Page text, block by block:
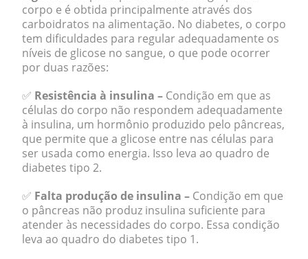
corpo e é obtida principalmente através dos
carboidratos na alimentação. No diabetes, o corpo
tem dificuldades para regular adequadamente os
níveis de glicose no sangue, o que pode ocorrer
por duas razões:
✅ Resistência à insulina – Condição em que as
células do corpo não respondem adequadamente
à insulina, um hormônio produzido pelo pâncreas,
que permite que a glicose entre nas células para
ser usada como energia. Isso leva ao quadro de
diabetes tipo 2.
✅ Falta produção de insulina – Condição em que
o pâncreas não produz insulina suficiente para
atender às necessidades do corpo. Essa condição
leva ao quadro do diabetes tipo 1.